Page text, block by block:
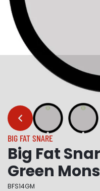
…
BIG FAT SNARE
Big Fat
Green
BFS14GM